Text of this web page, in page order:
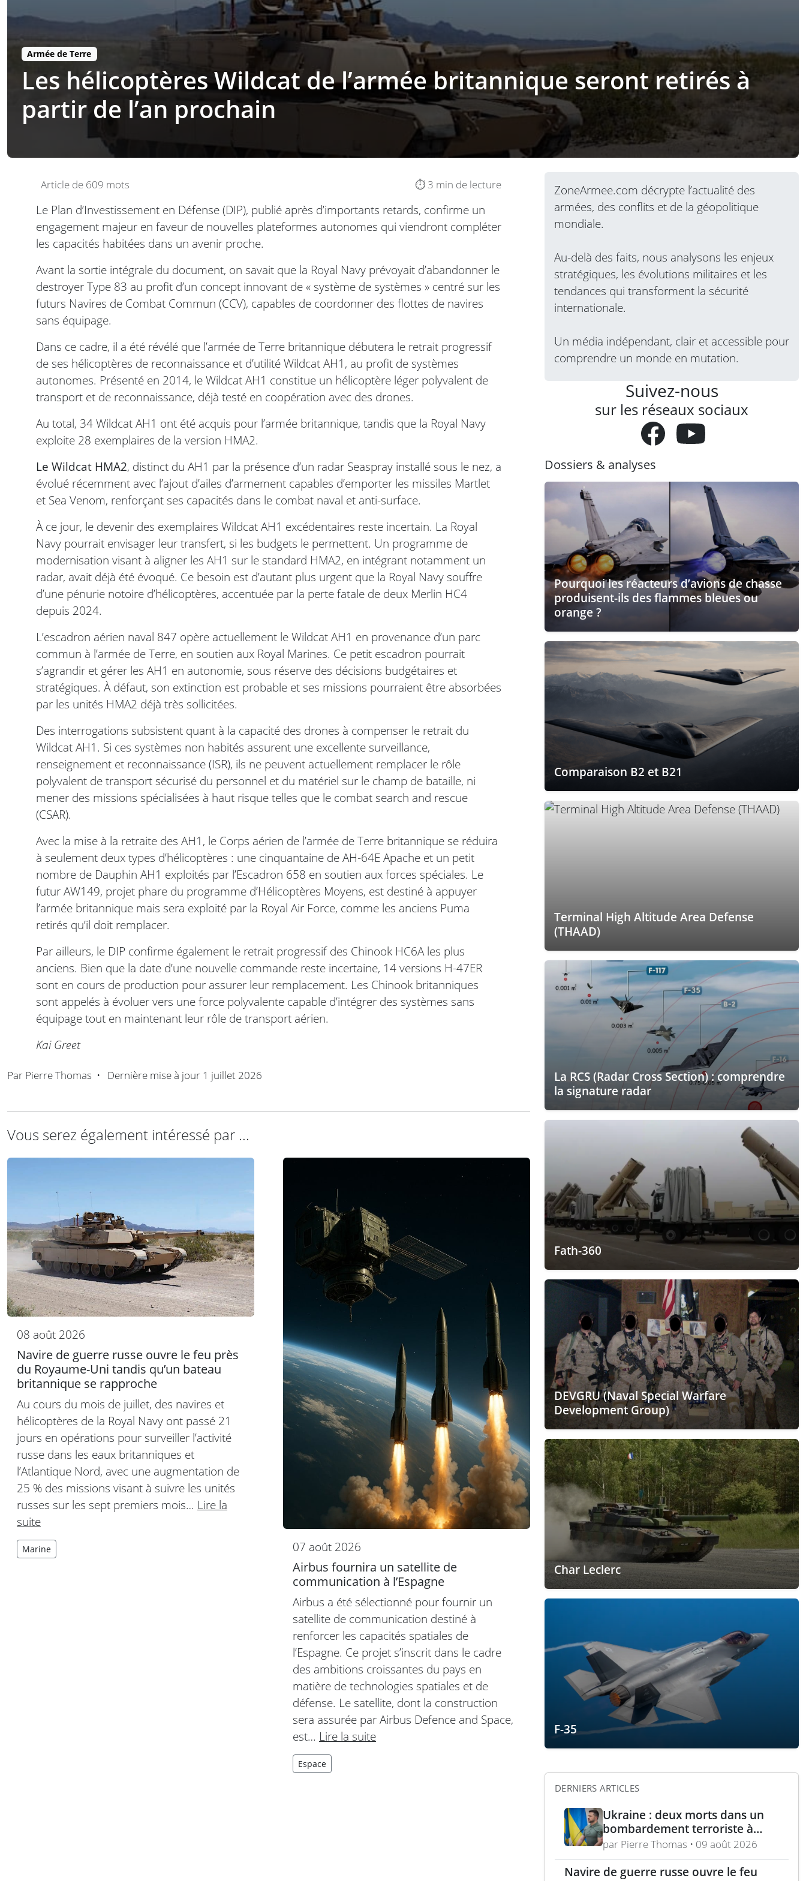
Armée de Terre
Les hélicoptères Wildcat de l’armée britannique seront retirés à
partir de l’an prochain
Article de 609 mots ⏱️ 3 min de lecture
Le Plan d’Investissement en Défense (DIP), publié après d’importants retards, confirme un
engagement majeur en faveur de nouvelles plateformes autonomes qui viendront compléter
les capacités habitées dans un avenir proche.
Avant la sortie intégrale du document, on savait que la Royal Navy prévoyait d’abandonner le
destroyer Type 83 au profit d’un concept innovant de « système de systèmes » centré sur les
futurs Navires de Combat Commun (CCV), capables de coordonner des flottes de navires
sans équipage.
Dans ce cadre, il a été révélé que l’armée de Terre britannique débutera le retrait progressif
de ses hélicoptères de reconnaissance et d’utilité Wildcat AH1, au profit de systèmes
autonomes. Présenté en 2014, le Wildcat AH1 constitue un hélicoptère léger polyvalent de
transport et de reconnaissance, déjà testé en coopération avec des drones.
Au total, 34 Wildcat AH1 ont été acquis pour l’armée britannique, tandis que la Royal Navy
exploite 28 exemplaires de la version HMA2.
Le Wildcat HMA2, distinct du AH1 par la présence d’un radar Seaspray installé sous le nez, a
évolué récemment avec l’ajout d’ailes d’armement capables d’emporter les missiles Martlet
et Sea Venom, renforçant ses capacités dans le combat naval et anti-surface.
À ce jour, le devenir des exemplaires Wildcat AH1 excédentaires reste incertain. La Royal
Navy pourrait envisager leur transfert, si les budgets le permettent. Un programme de
modernisation visant à aligner les AH1 sur le standard HMA2, en intégrant notamment un
radar, avait déjà été évoqué. Ce besoin est d’autant plus urgent que la Royal Navy souffre
d’une pénurie notoire d’hélicoptères, accentuée par la perte fatale de deux Merlin HC4
depuis 2024.
L’escadron aérien naval 847 opère actuellement le Wildcat AH1 en provenance d’un parc
commun à l’armée de Terre, en soutien aux Royal Marines. Ce petit escadron pourrait
s’agrandir et gérer les AH1 en autonomie, sous réserve des décisions budgétaires et
stratégiques. À défaut, son extinction est probable et ses missions pourraient être absorbées
par les unités HMA2 déjà très sollicitées.
Des interrogations subsistent quant à la capacité des drones à compenser le retrait du
Wildcat AH1. Si ces systèmes non habités assurent une excellente surveillance,
renseignement et reconnaissance (ISR), ils ne peuvent actuellement remplacer le rôle
polyvalent de transport sécurisé du personnel et du matériel sur le champ de bataille, ni
mener des missions spécialisées à haut risque telles que le combat search and rescue
(CSAR).
Avec la mise à la retraite des AH1, le Corps aérien de l’armée de Terre britannique se réduira
à seulement deux types d’hélicoptères : une cinquantaine de AH-64E Apache et un petit
nombre de Dauphin AH1 exploités par l’Escadron 658 en soutien aux forces spéciales. Le
futur AW149, projet phare du programme d’Hélicoptères Moyens, est destiné à appuyer
l’armée britannique mais sera exploité par la Royal Air Force, comme les anciens Puma
retirés qu’il doit remplacer.
Par ailleurs, le DIP confirme également le retrait progressif des Chinook HC6A les plus
anciens. Bien que la date d’une nouvelle commande reste incertaine, 14 versions H-47ER
sont en cours de production pour assurer leur remplacement. Les Chinook britanniques
sont appelés à évoluer vers une force polyvalente capable d’intégrer des systèmes sans
équipage tout en maintenant leur rôle de transport aérien.
Kai Greet
Par Pierre Thomas • Dernière mise à jour 1 juillet 2026
Vous serez également intéressé par ...
08 août 2026
Navire de guerre russe ouvre le feu près
du Royaume-Uni tandis qu’un bateau
britannique se rapproche
Au cours du mois de juillet, des navires et
hélicoptères de la Royal Navy ont passé 21
jours en opérations pour surveiller l’activité
russe dans les eaux britanniques et
l’Atlantique Nord, avec une augmentation de
25 % des missions visant à suivre les unités
russes sur les sept premiers mois… Lire la
suite
Marine
07 août 2026
Airbus fournira un satellite de
communication à l’Espagne
Airbus a été sélectionné pour fournir un
satellite de communication destiné à
renforcer les capacités spatiales de
l’Espagne. Ce projet s’inscrit dans le cadre
des ambitions croissantes du pays en
matière de technologies spatiales et de
défense. Le satellite, dont la construction
sera assurée par Airbus Defence and Space,
est… Lire la suite
Espace
ZoneArmee.com décrypte l’actualité des
armées, des conflits et de la géopolitique
mondiale.
Au-delà des faits, nous analysons les enjeux
stratégiques, les évolutions militaires et les
tendances qui transforment la sécurité
internationale.
Un média indépendant, clair et accessible pour
comprendre un monde en mutation.
Suivez-nous
sur les réseaux sociaux
Dossiers & analyses
Pourquoi les réacteurs d’avions de chasse
produisent-ils des flammes bleues ou
orange ?
Comparaison B2 et B21
Terminal High Altitude Area Defense
(THAAD)
La RCS (Radar Cross Section) : comprendre
la signature radar
Fath-360
DEVGRU (Naval Special Warfare
Development Group)
Char Leclerc
F-35
DERNIERS ARTICLES
Ukraine : deux morts dans un
bombardement terroriste à
Kharkiv – acquisition turque de
lance-roquettes M270 et
missiles ATACMS
par Pierre Thomas • 09 août 2026
Navire de guerre russe ouvre le feu